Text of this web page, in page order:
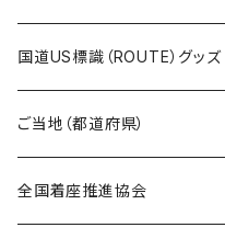
トートバッグ
千葉ロッテマリーンズコラボ
ホテルキーホルダー
トートバッグ
ホテルキーホルダー
ステッカー
国道0～99号線
国道100～199号線
Tシャツ
キャップ
国道US標識（ROUTE）グッズ
ステッカー
ROUTE 0～99号線
Tシャツ
ご当地（都道府県）
北海道
全国着座推進協会